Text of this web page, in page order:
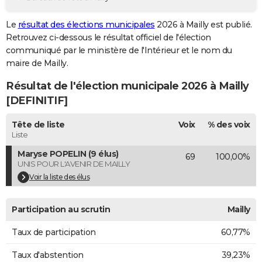
GUIDES D'ACHAT
BONS PLANS
CARTE DE VOEUX
Carte de Noël
Carte Bonne année
Carte Saint-Valentin
Carte Pâques
Carte d'anniversaire
DICTIONNAIRE
Dictionnaire
Biographies
Citations
Expressions
Proverbes
PROGRAMME TV
COPAINS D'AVANT
S'inscrire
Se connecter
Lycées
Collèges
Primaires
Universités
Entreprises
Service militaire
Avis de recherche
AVIS DE DÉCÈS
FORUM
Le résultat des élections municipales 2026 à Mailly est publié.
Retrouvez ci-dessous le résultat officiel de l'élection
communiqué par le ministère de l'Intérieur et le nom du
maire de Mailly.
Résultat de l'élection municipale 2026 à Mailly
[DEFINITIF]
Tête de liste
Liste
Voix % des voix
Maryse POPELIN (9 élus)
UNIS POUR L'AVENIR DE MAILLY
Voir la liste des élus
69 100,00%
Participation au scrutin Mailly
Taux de participation 60,77%
Taux d'abstention 39,23%